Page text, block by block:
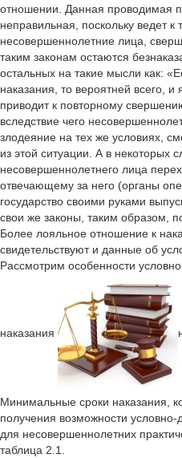
отношении. Данная проводимая
неправильная, поскольку ведет к
несовершеннолетние лица,
таким законам остаются
остальных на такие мысли как:
наказания, то вероятней всего, и
приводит к повторному
вследствие чего
злодеяние на тех же условиях,
из этой ситуации. А в некоторых
несовершеннолетнего лица
отвечающему за него (органы
государство своими руками
свои же законы, таким образом,
Более лояльное отношение к
свидетельствуют и данные об
Рассмотрим особенности
наказания
Минимальные сроки наказания,
получения возможности
для несовершеннолетних
таблица 2.1.